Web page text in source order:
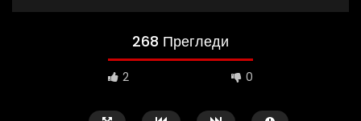
268 Прегледи
2 0